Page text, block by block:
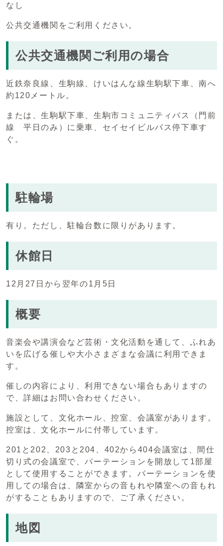
なし
公共交通機関をご利用ください。
公共交通機関ご利用の場合
近鉄奈良線、生駒線、けいはんな線生駒駅下車、南へ
約120メートル。
または、生駒駅下車、生駒市コミュニティバス（門前
線 平日のみ）に乗車、セイセイビルバス停下車す
ぐ。
駐輪場
有り。ただし、駐輪台数に限りがあります。
休館日
12月27日から翌年の1月5日
概要
音楽会や講演会など芸術・文化活動を通して、ふれあ
いを広げる催しや大小さまざまな会議に利用できま
す。
催しの内容により、利用できない場合もありますの
で、詳細はお問い合わせください。
施設として、文化ホール、控室、会議室があります。
控室は、文化ホールに付帯しています。
201と202、203と204、402から404会議室は、間仕
切り式の会議室で、パーテーションを開放して1部屋
として使用することができます。パーテーションを使
用しての場合は、隣室からの音もれや隣室への音もれ
がすることもありますので、ご了承ください。
地図